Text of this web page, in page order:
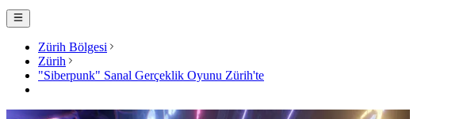
Zürih Bölgesi
Zürih
"Siberpunk" Sanal Gerçeklik Oyunu Zürih'te